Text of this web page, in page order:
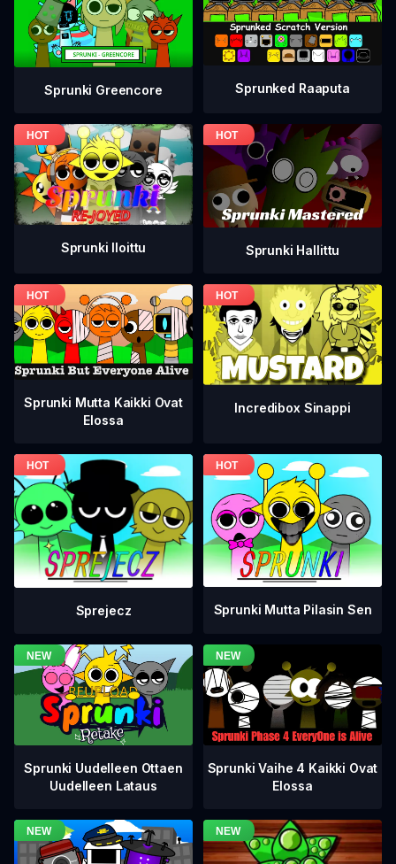
Sprunki Greencore Sprunked Raaputa
Sprunki Iloittu Sprunki Hallittu
Sprunki Mutta Kaikki Ovat
Elossa
Incredibox Sinappi
Sprejecz Sprunki Mutta Pilasin Sen
Sprunki Uudelleen Ottaen
Uudelleen Lataus
Sprunki Vaihe 4 Kaikki Ovat
Elossa